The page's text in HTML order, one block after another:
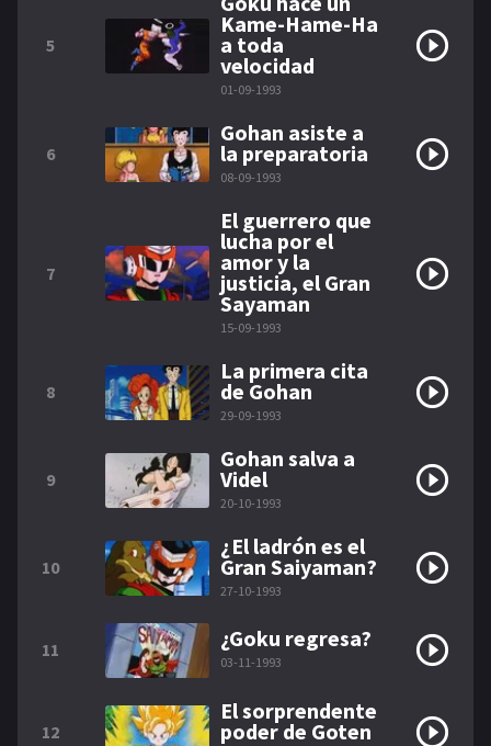
5
Kame-Hame-Ha
a toda
velocidad
01-09-1993
6
Gohan asiste a
la preparatoria
08-09-1993
7
El guerrero que
lucha por el
amor y la
justicia, el Gran
Sayaman
15-09-1993
8
La primera cita
de Gohan
29-09-1993
9
Gohan salva a
Videl
20-10-1993
10
¿El ladrón es el
Gran Saiyaman?
27-10-1993
11 ¿Goku regresa?
03-11-1993
12
El sorprendente
poder de Goten